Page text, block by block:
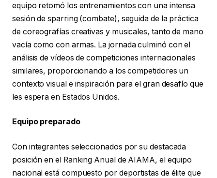
equipo retomó los entrenamientos con una intensa
sesión de sparring (combate), seguida de la práctica
de coreografías creativas y musicales, tanto de mano
vacía como con armas. La jornada culminó con el
análisis de vídeos de competiciones internacionales
similares, proporcionando a los competidores un
contexto visual e inspiración para el gran desafío que
les espera en Estados Unidos.
Equipo preparado
Con integrantes seleccionados por su destacada
posición en el Ranking Anual de AIAMA, el equipo
nacional está compuesto por deportistas de élite que